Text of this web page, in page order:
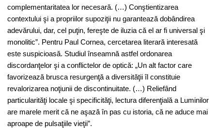
complementaritatea lor necesară. (…) Conştientizarea
contextului şi a propriilor supoziţii nu garantează dobândirea
adevărului, dar, cel puţin, fereşte de iluzia că el ar fi universal şi
monolitic”. Pentru Paul Cornea, cercetarea literară interesată
este suspicioasă. Studiul înseamnă astfel ordonarea
discordanţelor şi a conflictelor de optică: „Un alt factor care
favorizează brusca resurgenţă a diversităţii îl constituie
revalorizarea noţiunii de discontinuitate. (…) Reliefând
particularităţi locale şi specificităţi, lectura diferenţială a Luminilor
are marele merit că ne aşază în pas cu istoria, că ne aduce mai
aproape de pulsaţiile vieţii”.